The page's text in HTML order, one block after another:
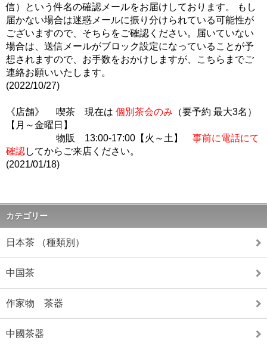
信）という件名の確認メールをお届けしております。 もし
届かない場合は迷惑メールに振り分けられている可能性が
ございますので、そちらをご確認ください。届いていない
場合は、送信メールがブロック設定になっていることが予
想されますので、お手数をおかけしますが、こちらまでご
連絡お願いいたします。
(2022/10/27)
《店舗》 喫茶 現在は 個別茶会のみ （要予約 最大3名）
【月～金曜日】
物販 13:00-17:00【火～土】 事前に電話にて
確認してからご来店ください。
(2021/01/18)
カテゴリー
日本茶 （種類別）
中国茶
作家物 茶器
中國茶器